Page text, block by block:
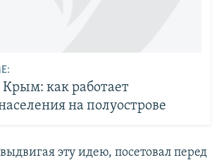
как работает
на полуострове
эту идею, посетовал перед